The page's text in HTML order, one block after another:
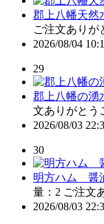
郡上八幡天然
ご注文ありが
2026/08/04
29
郡上八幡の湧
文ありがとう
2026/08/03
30
明方ハム 醤
量：2 ご注文
2026/08/03